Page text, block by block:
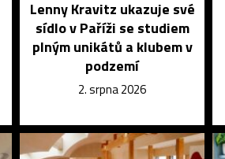
Lenny Kravitz ukazuje své
sídlo v Paříži se studiem
plným unikátů a klubem v
podzemí
2. srpna 2026